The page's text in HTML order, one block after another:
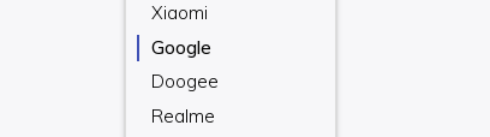
Xiaomi
Google
Doogee
Realme